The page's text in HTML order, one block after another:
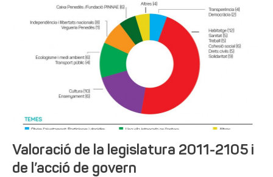
Valoració de la legislatura 2011-2105 i
de l’acció de govern